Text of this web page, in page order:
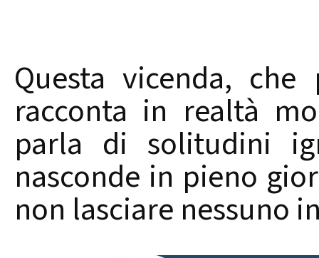
Questa vicenda,
racconta in realtà
parla di solitudini
nasconde in pieno
non lasciare nessuno